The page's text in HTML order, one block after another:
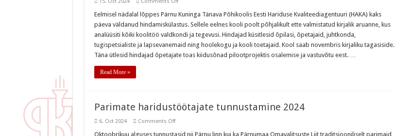
kvaliteedi
hindamine
Eelmisel nädalal lõppes Pärnu Kuninga Tänava Põhikoolis Eesti Hariduse Kvaliteediagentuuri (HAKA) kaks
päeva väldanud hindamiskülastus. Sellele eelnes kooli poolt põhjalikult ette valmistatud kirjalik aruanne, kus
analüüsiti kõiki koolitöö valdkondi ja tegevusi. Hindajad küsitlesid õpilasi, õpetajaid, juhtkonda,
tugispetsialiste ja lapsevanemaid ning hoolekogu ja kooli toetajaid. Kool saab novembris kirjaliku tagasiside.
Täna ütlesid hindajad õpetajate toas kiidusõnad pilootprojektis osalemise ja vastuvõtu eest. …
Read More »
Parimate haridustöötajate tunnustamine 2024
6. Oct 2024 Comments Offon
haridustöötajate
Oktoobrikuu alguses tunnustasid nii Pärnu linn kui ka Pärnumaa Omavalitsuste Liit traditsiooniliselt parimaid